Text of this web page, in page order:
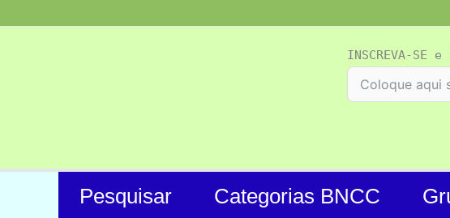
para
INSCREVA-SE
Pesquisar Categorias BNCC